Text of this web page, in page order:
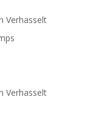
Verhasselt
Verhasselt